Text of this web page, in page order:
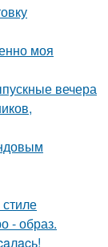
моя
вечера
- образ.